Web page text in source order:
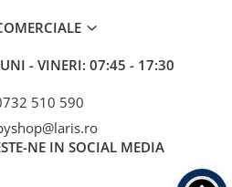
- VINERI: 07:45 - 17:30
510 590
NE IN SOCIAL MEDIA